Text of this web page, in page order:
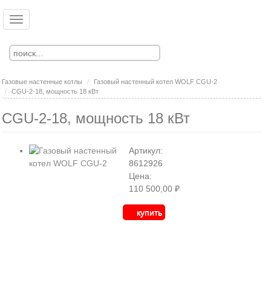
основному
содержанию
Toggle
Газовые настенные котлы
Газовый настенный котел WOLF CGU-2
CGU-2-18, мощность 18 кВт
CGU-2-18, мощность 18 кВт
Артикул:
8612926
Цена:
110 500,00 ₽
купить